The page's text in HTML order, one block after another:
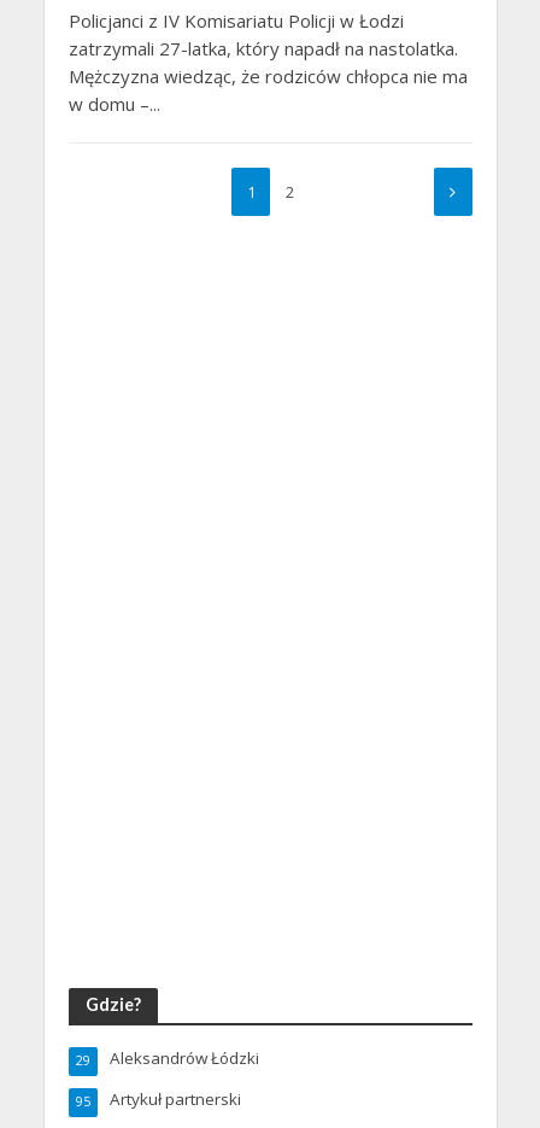
Policjanci z IV Komisariatu Policji w Łodzi
zatrzymali 27-latka, który napadł na nastolatka.
Mężczyzna wiedząc, że rodziców chłopca nie ma
w domu –...
1 2
Gdzie?
Aleksandrów Łódzki
29
Artykuł partnerski
95